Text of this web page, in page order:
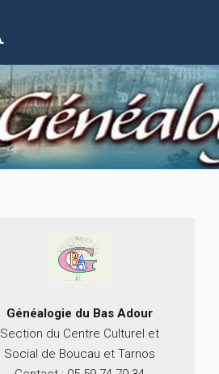
Généalogie du Bas Adour
Section du Centre Culturel et
Social de Boucau et Tarnos